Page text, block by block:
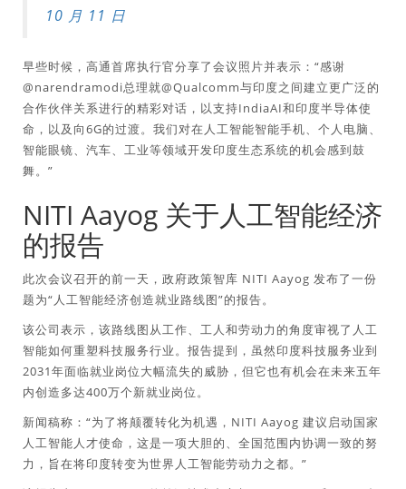
10 月 11 日
早些时候，高通首席执行官分享了会议照片并表示：“感谢
@narendramodi总理就@Qualcomm与印度之间建立更广泛的
合作伙伴关系进行的精彩对话，以支持IndiaAI和印度半导体使
命，以及向6G的过渡。我们对在人工智能智能手机、个人电脑、
智能眼镜、汽车、工业等领域开发印度生态系统的机会感到鼓
舞。”
NITI Aayog 关于人工智能经济
的报告
此次会议召开的前一天，政府政策智库 NITI Aayog 发布了一份
题为“人工智能经济创造就业路线图”的报告。
该公司表示，该路线图从工作、工人和劳动力的角度审视了人工
智能如何重塑科技服务行业。报告提到，虽然印度科技服务业到
2031年面临就业岗位大幅流失的威胁，但它也有机会在未来五年
内创造多达400万个新就业岗位。
新闻稿称：“为了将颠覆转化为机遇，NITI Aayog 建议启动国家
人工智能人才使命，这是一项大胆的、全国范围内协调一致的努
力，旨在将印度转变为世界人工智能劳动力之都。”